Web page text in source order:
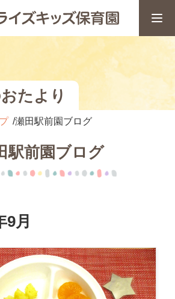
たより
瀬田駅前園ブログ
駅前園ブログ
9月